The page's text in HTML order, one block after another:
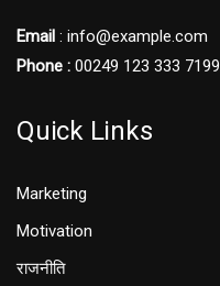
Email : info@example.com
Phone : 00249 123 333 7199
Quick Links
Marketing
Motivation
राजनीति